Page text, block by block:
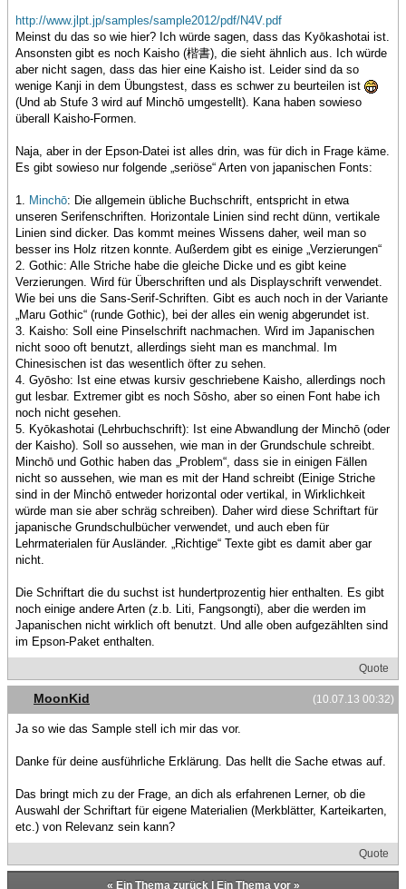
http://www.jlpt.jp/samples/sample2012/pdf/N4V.pdf
Meinst du das so wie hier? Ich würde sagen, dass das Kyōkashotai ist.
Ansonsten gibt es noch Kaisho (楷書), die sieht ähnlich aus. Ich würde
aber nicht sagen, dass das hier eine Kaisho ist. Leider sind da so
wenige Kanji in dem Übungstest, dass es schwer zu beurteilen ist
(Und ab Stufe 3 wird auf Minchō umgestellt). Kana haben sowieso
überall Kaisho-Formen.
Naja, aber in der Epson-Datei ist alles drin, was für dich in Frage käme.
Es gibt sowieso nur folgende „seriöse“ Arten von japanischen Fonts:
1. Minchō: Die allgemein übliche Buchschrift, entspricht in etwa
unseren Serifenschriften. Horizontale Linien sind recht dünn, vertikale
Linien sind dicker. Das kommt meines Wissens daher, weil man so
besser ins Holz ritzen konnte. Außerdem gibt es einige „Verzierungen“
2. Gothic: Alle Striche habe die gleiche Dicke und es gibt keine
Verzierungen. Wird für Überschriften und als Displayschrift verwendet.
Wie bei uns die Sans-Serif-Schriften. Gibt es auch noch in der Variante
„Maru Gothic“ (runde Gothic), bei der alles ein wenig abgerundet ist.
3. Kaisho: Soll eine Pinselschrift nachmachen. Wird im Japanischen
nicht sooo oft benutzt, allerdings sieht man es manchmal. Im
Chinesischen ist das wesentlich öfter zu sehen.
4. Gyōsho: Ist eine etwas kursiv geschriebene Kaisho, allerdings noch
gut lesbar. Extremer gibt es noch Sōsho, aber so einen Font habe ich
noch nicht gesehen.
5. Kyōkashotai (Lehrbuchschrift): Ist eine Abwandlung der Minchō (oder
der Kaisho). Soll so aussehen, wie man in der Grundschule schreibt.
Minchō und Gothic haben das „Problem“, dass sie in einigen Fällen
nicht so aussehen, wie man es mit der Hand schreibt (Einige Striche
sind in der Minchō entweder horizontal oder vertikal, in Wirklichkeit
würde man sie aber schräg schreiben). Daher wird diese Schriftart für
japanische Grundschulbücher verwendet, und auch eben für
Lehrmaterialen für Ausländer. „Richtige“ Texte gibt es damit aber gar
nicht.
Die Schriftart die du suchst ist hundertprozentig hier enthalten. Es gibt
noch einige andere Arten (z.b. Liti, Fangsongti), aber die werden im
Japanischen nicht wirklich oft benutzt. Und alle oben aufgezählten sind
im Epson-Paket enthalten.
Quote
(10.07.13 00:32)
MoonKid
Ja so wie das Sample stell ich mir das vor.
Danke für deine ausführliche Erklärung. Das hellt die Sache etwas auf.
Das bringt mich zu der Frage, an dich als erfahrenen Lerner, ob die
Auswahl der Schriftart für eigene Materialien (Merkblätter, Karteikarten,
etc.) von Relevanz sein kann?
Quote
« Ein Thema zurück| Ein Thema vor»